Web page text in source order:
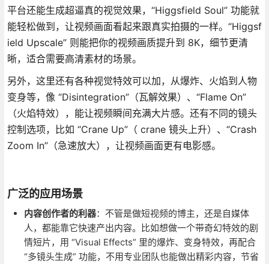
平台还能生成超逼真的视觉效果，“Higgsfield Soul” 功能就
能轻松做到，让视频画面看起来跟真实拍摄的一样。“Higgsf
ield Upscale” 则能把你的视频画质提升到 8K，细节更清
晰，适合需要高清素材的场景。
另外，这里还有各种视觉特效可以加，从爆炸、火焰到人物
变身等，像 “Disintegration”（瓦解效果）、“Flame On”
（火焰特效），能让视频瞬间充满大片感。还有不同的镜头
控制选项，比如 “Crane Up”（ crane 镜头上升）、“Crash
Zoom In”（急速放大），让视频画面更有电影感。
广泛的应用场景
内容创作者的利器：不管是做短视频的博主，还是自媒体
人，都能靠它快速产出内容。比如想做一个带奇幻特效的剧
情短片，用 “Visual Effects” 里的爆炸、变身特效，再配合
“多镜头生成” 功能，不用专业团队也能做出精彩内容，节省